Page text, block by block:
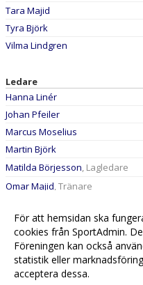
Tara Majid
Tyra Björk
Vilma Lindgren
Ledare
Hanna Linér
Johan Pfeiler
Marcus Moselius
Martin Björk
Matilda Börjesson, Lagledare
Omar Majid, Tränare
För att hemsidan ska
cookies från SportAdmin.
Föreningen kan också
statistik eller
acceptera dessa.